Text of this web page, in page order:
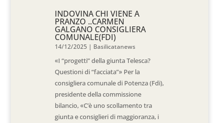
INDOVINA CHI VIENE A
PRANZO ..CARMEN
GALGANO CONSIGLIERA
COMUNALE(FDI)
14/12/2025 | Basilicatanews
«I “progetti” della giunta Telesca?
Questioni di “facciata”» Per la
consigliera comunale di Potenza (Fdi),
presidente della commissione
bilancio, «C’è uno scollamento tra
giunta e consiglieri di maggioranza, i